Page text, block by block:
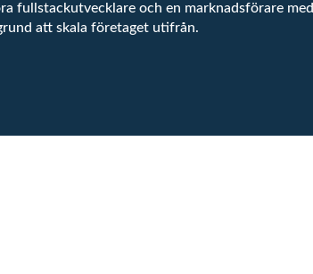
fullstackutvecklare och en marknadsförare med
att skala företaget utifrån.